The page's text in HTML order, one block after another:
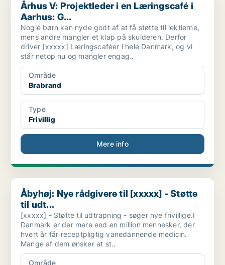
Århus V: Projektleder i en Læringscafé i
Aarhus: G...
Nogle børn kan nyde godt af at få støtte til lektierne,
mens andre mangler et klap på skulderen. Derfor
driver [xxxxx] Læringscaféer i hele Danmark, og vi
står netop nu og mangler engag..
Område
Brabrand
Type
Frivillig
Mere info
Åbyhøj: Nye rådgivere til [xxxxx] - Støtte til udt...
Åbyhøj: Nye rådgivere til [xxxxx] - Støtte
til udt...
[xxxxx] - Støtte til udtrapning - søger nye frivillige.I
Danmark er der mere end en million mennesker, der
hvert år får receptpligtig vanedannende medicin.
Mange af dem ønsker at st..
Område